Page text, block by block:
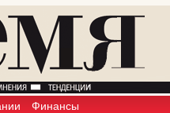
Финансы